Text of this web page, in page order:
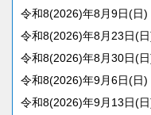
令和8(2026)年8月9日(日)
令和8(2026)年8月23日(
令和8(2026)年8月30日(
令和8(2026)年9月6日(日)
令和8(2026)年9月13日(